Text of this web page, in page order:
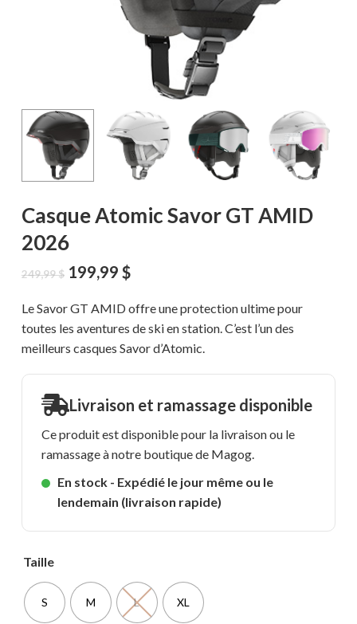
Casque Atomic Savor GT AMID
2026
249,99$ Le
initial
était :
249,99 $.
199,99 $Le
actuel
est :
199,99 $.
Le Savor GT AMID offre une protection ultime pour
toutes les aventures de ski en station. C’est l’un des
meilleurs casques Savor d’Atomic.
Livraison et ramassage disponible
Ce produit est disponible pour la livraison ou le
ramassage à notre boutique de Magog.
En stock - Expédié le jour même ou le
lendemain (livraison rapide)
Taille
S M L XL